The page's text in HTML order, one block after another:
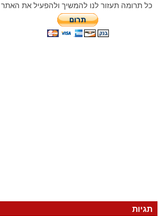
כל תרומה תעזור לנו להמשיך ולהפעיל את האתר
תגיות